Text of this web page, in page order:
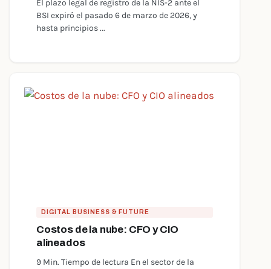
El plazo legal de registro de la NIS-2 ante el
BSI expiró el pasado 6 de marzo de 2026, y
hasta principios ...
DIGITAL BUSINESS & FUTURE
Costos de la nube: CFO y CIO
alineados
9 Min. Tiempo de lectura En el sector de la